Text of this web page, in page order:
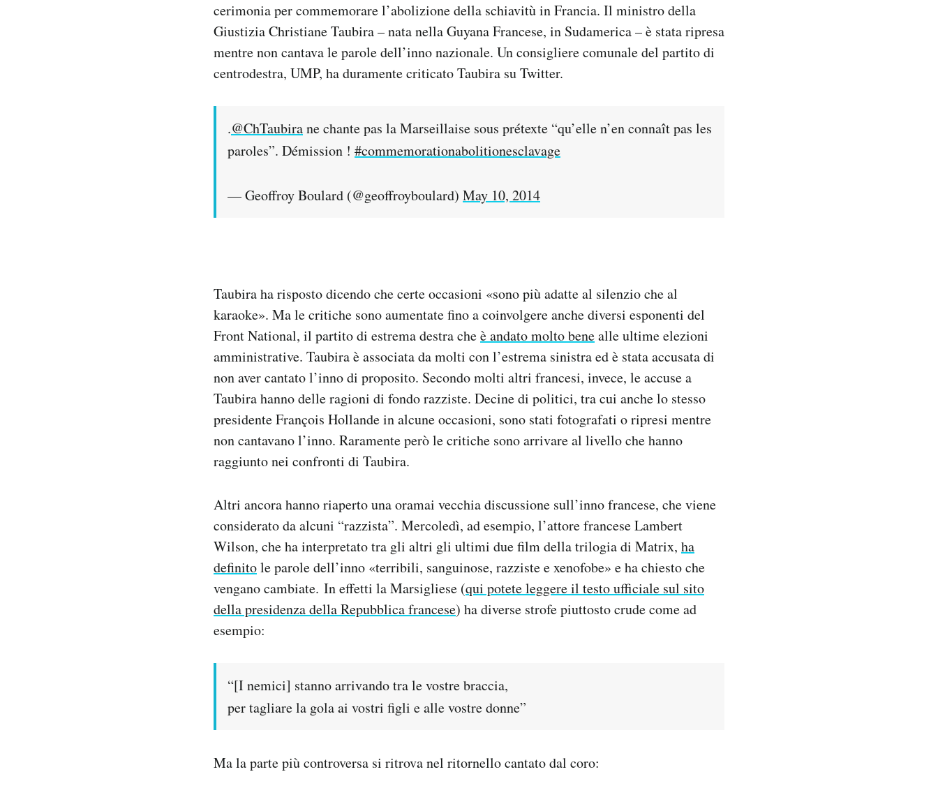
cerimonia per commemorare l’abolizione della schiavitù in Francia. Il ministro della
Giustizia Christiane Taubira – nata nella Guyana Francese, in Sudamerica – è stata ripresa
mentre non cantava le parole dell’inno nazionale. Un consigliere comunale del partito di
centrodestra, UMP, ha duramente criticato Taubira su Twitter.
.@ChTaubirane chante pas la Marseillaise sous prétexte “qu’elle n’en connaît pas les
paroles”. Démission ! #commemorationabolitionesclavage
— Geoffroy Boulard (@geoffroyboulard) May 10, 2014
Taubira ha risposto dicendo che certe occasioni «sono più adatte al silenzio che al
karaoke». Ma le critiche sono aumentate fino a coinvolgere anche diversi esponenti del
Front National, il partito di estrema destra cheè andato molto benealle ultime elezioni
amministrative. Taubira è associata da molti con l’estrema sinistra ed è stata accusata di
non aver cantato l’inno di proposito. Secondo molti altri francesi, invece, le accuse a
Taubira hanno delle ragioni di fondo razziste. Decine di politici, tra cui anche lo stesso
presidente François Hollande in alcune occasioni, sono stati fotografati o ripresi mentre
non cantavano l’inno. Raramente però le critiche sono arrivare al livello che hanno
raggiunto nei confronti di Taubira.
Altri ancora hanno riaperto una oramai vecchia discussione sull’inno francese, che viene
considerato da alcuni “razzista”. Mercoledì, ad esempio, l’attore francese Lambert
Wilson, che ha interpretato tra gli altri gli ultimi due film della trilogia di Matrix, ha
definitole parole dell’inno «terribili, sanguinose, razziste e xenofobe» e ha chiesto che
vengano cambiate. In effetti la Marsigliese (qui potete leggere il testo ufficiale sul sito
della presidenza della Repubblica francese) ha diverse strofe piuttosto crude come ad
esempio:
“[I nemici] stanno arrivando tra le vostre braccia,
per tagliare la gola ai vostri figli e alle vostre donne”
Ma la parte più controversa si ritrova nel ritornello cantato dal coro: